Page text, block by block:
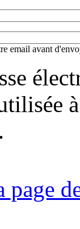
email avant
page